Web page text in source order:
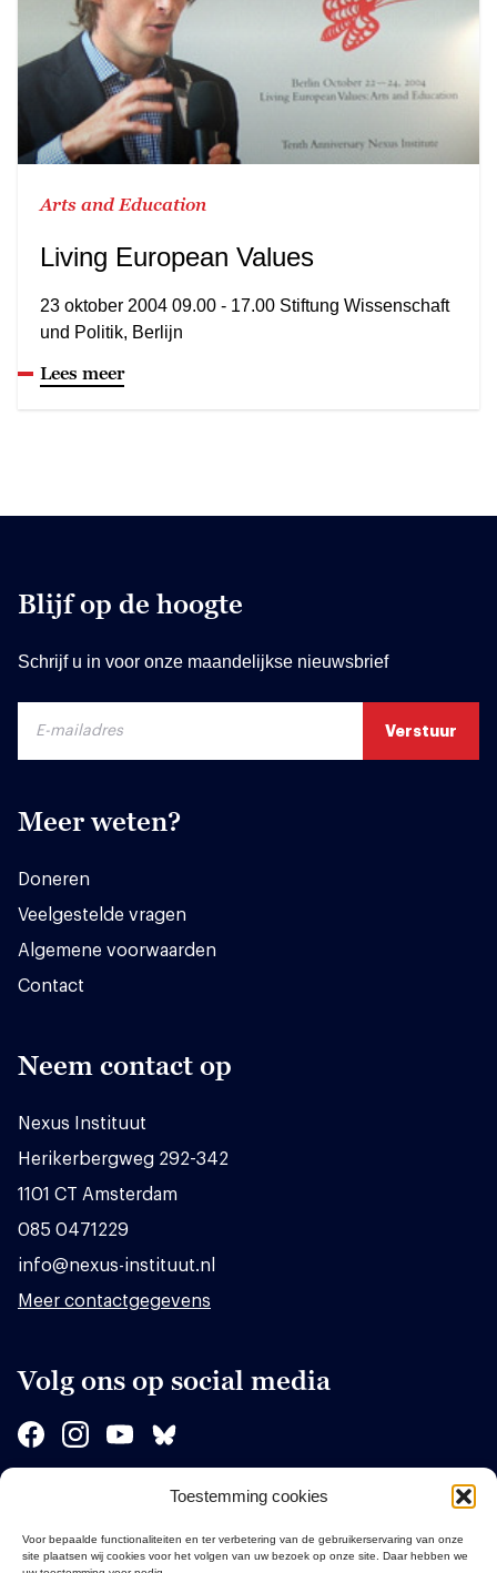
Toestemming cookies
Voor bepaalde functionaliteiten en ter verbetering van de gebruikerservaring van onze
site plaatsen wij cookies voor het volgen van uw bezoek op onze site. Daar hebben we
Arts and Education
Living European Values
23 oktober 2004 09.00 - 17.00 Stiftung Wissenschaft
und Politik, Berlijn
Lees meer
Blijf op de hoogte
Schrijf u in voor onze maandelijkse nieuwsbrief
Meer weten?
Doneren
Veelgestelde vragen
Algemene voorwaarden
Contact
Neem contact op
Nexus Instituut
Herikerbergweg 292-342
1101 CT Amsterdam
085 0471229
info@nexus-instituut.nl
Meer contactgegevens
Volg ons op social media